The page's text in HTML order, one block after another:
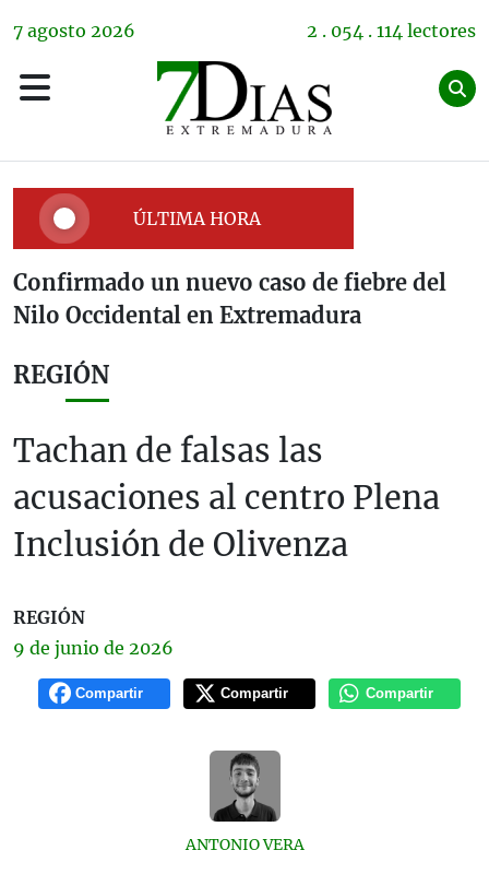
7 agosto 2026 2 . 054 . 114 lectores
ÚLTIMA HORA
Confirmado un nuevo caso de fiebre del
Nilo Occidental en Extremadura
REGIÓN
Tachan de falsas las
acusaciones al centro Plena
Inclusión de Olivenza
REGIÓN
9 de junio de 2026
Compartir Compartir Compartir
ANTONIO VERA